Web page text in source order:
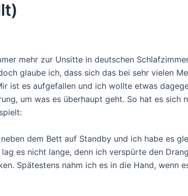
mehr zur Unsitte in deutschen
glaube ich, dass sich das bei sehr vielen
ist es aufgefallen und ich wollte etwas
um was es überhaupt geht. So hat es sich
dem Bett auf Standby und ich habe es
es nicht lange, denn ich verspürte den
Spätestens nahm ich es in die Hand, wenn